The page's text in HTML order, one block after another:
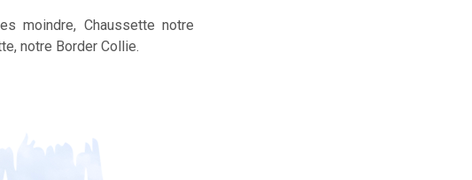
moindre, Chaussette notre
notre Border Collie.